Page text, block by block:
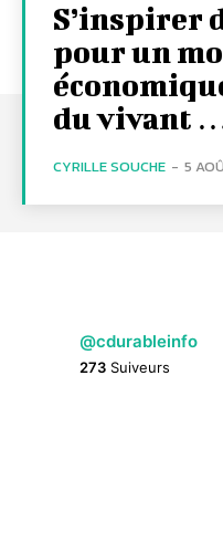
S’inspirer
pour un
du vivant
CYRILLE SOUCHE - 5
@cdurableinfo
273 Suiveurs